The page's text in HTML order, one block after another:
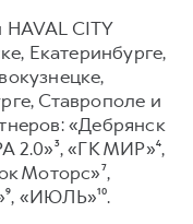
CITY
Екатеринбурге,
Ставрополе и
«Дебрянск
2.0»³, «ГК МИР»⁴,
Моторс»⁷,
«ИЮЛЬ»¹⁰.